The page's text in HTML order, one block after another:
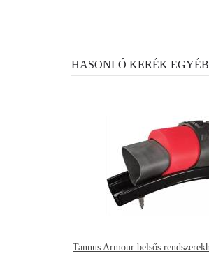
HASONLÓ KERÉK
Tannus Armour belsős